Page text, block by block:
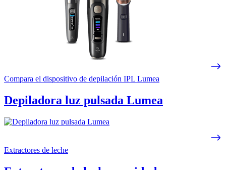
Compara el dispositivo de depilación IPL Lumea
Depiladora luz pulsada Lumea
Extractores de leche